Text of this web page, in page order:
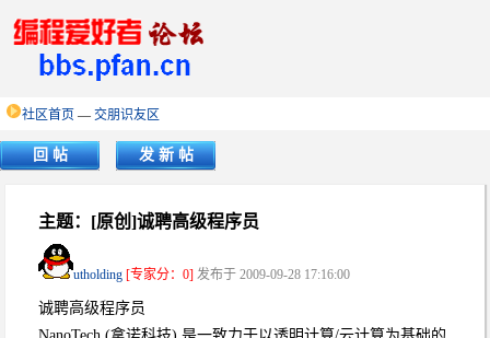
社区首页 — 交朋识友区
回 帖 发 新 帖
主题：[原创]诚聘高级程序员
utholding [专家分：0] 发布于 2009-09-28 17:16:00
诚聘高级程序员